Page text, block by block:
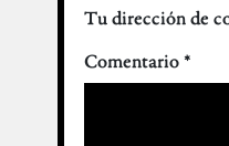
Tu dirección de
Comentario*